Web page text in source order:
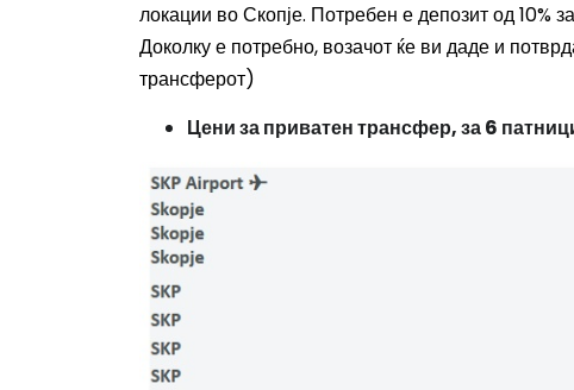
локации во Скопје. Потребен е депозит од 10%
Доколку е потребно, возачот ќе ви даде и
трансферот)
Цени за приватен трансфер, за 6